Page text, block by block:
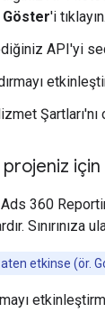
Göster'i tıklayın.
API'yi
projeniz
Ads 360
etkinse (ör.